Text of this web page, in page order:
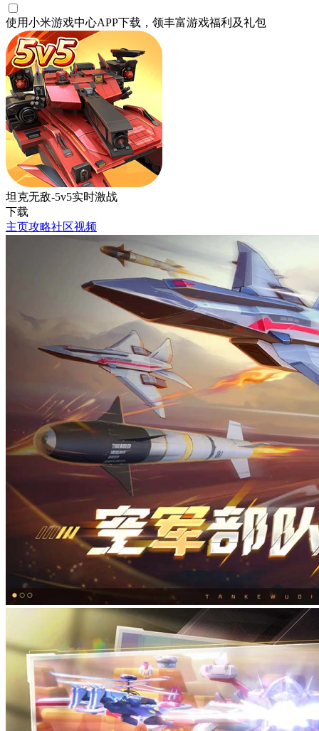
使用小米游戏中心APP下载 ，领丰富游戏福利 及礼包
坦克无敌-5v5实时激战
下载
主页攻略社区视频